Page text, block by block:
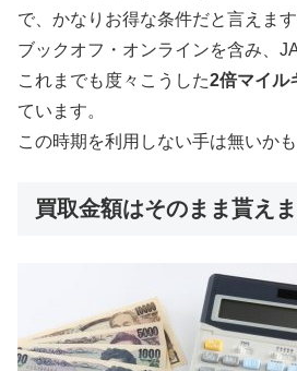
で、かなりお得な条件だと言えます
ブックオフ・オンラインを含み、
これまでも度々こうした2倍マイル
ています。
この時期を利用しない手は無いかも
買取金額はそのまま貰え